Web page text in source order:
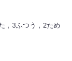
，3ふつう，2ため